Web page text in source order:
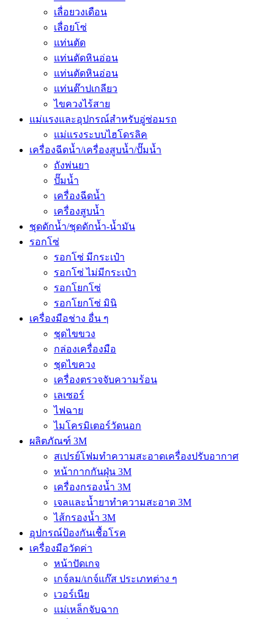
เลื่อยวงเดือน
เลื่อยโซ่
แท่นตัด
แท่นตัดหินอ่อน
แท่นตัดหินอ่อน
แท่นต๊าปเกลียว
ไขควงไร้สาย
แม่แรงและอุปกรณ์สำหรับอู่ซ่อมรถ
แม่แรงระบบไฮโดรลิค
เครื่องฉีดน้ำ/เครื่องสูบน้ำ/ปั๊มน้ำ
ถังพ่นยา
ปั๊มน้ำ
เครื่องฉีดน้ำ
เครื่องสูบน้ำ
ชุดดักน้ำ/ชุดดักน้ำ-น้ำมัน
รอกโซ่
รอกโซ่ มีกระเป๋า
รอกโซ่ ไม่มีกระเป๋า
รอกโยกโซ่
รอกโยกโซ่ มินิ
เครื่องมือช่าง อื่น ๆ
ชุดไขขวง
กล่องเครื่องมือ
ชุดไขควง
เครื่องตรวจจับความร้อน
เลเซอร์
ไฟฉาย
ไมโครมิเตอร์วัดนอก
ผลิตภัณฑ์ 3M
สเปรย์โฟมทำความสะอาดเครื่องปรับอากาศ
หน้ากากกันฝุ่น 3M
เครื่องกรองน้ำ 3M
เจลและน้ำยาทำความสะอาด 3M
ไส้กรองน้ำ 3M
อุปกรณ์ป้องกันเชื้อโรค
เครื่องมือวัดค่า
หน้าปัดเกจ
เกจ์ลม/เกจ์แก๊ส ประเภทต่าง ๆ
เวอร์เนีย
แม่เหล็กจับฉาก